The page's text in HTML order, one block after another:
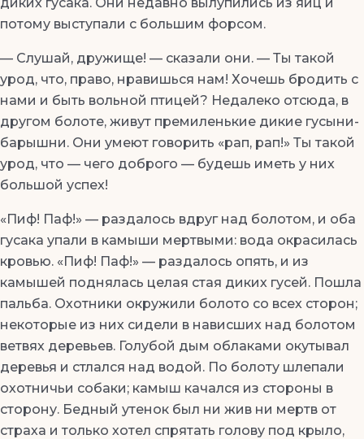
потому выступали с большим форсом.
— Слушай, дружище! — сказали они. — Ты такой
урод, что, право, нравишься нам! Хочешь бродить с
нами и быть вольной птицей? Недалеко отсюда, в
другом болоте, живут премиленькие дикие гусыни-
барышни. Они умеют говорить «рап, рап!» Ты такой
урод, что — чего доброго — будешь иметь у них
большой успех!
«Пиф! Паф!» — раздалось вдруг над болотом, и оба
гусака упали в камыши мертвыми: вода окрасилась
кровью. «Пиф! Паф!» — раздалось опять, и из
камышей поднялась целая стая диких гусей. Пошла
пальба. Охотники окружили болото со всех сторон;
некоторые из них сидели в нависших над болотом
ветвях деревьев. Голубой дым облаками окутывал
деревья и стлался над водой. По болоту шлепали
охотничьи собаки; камыш качался из стороны в
сторону. Бедный утенок был ни жив ни мертв от
страха и только хотел спрятать голову под крыло,